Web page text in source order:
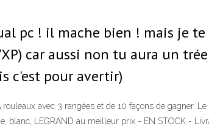
pc ! il mache bien ! mais je te
car aussi non tu aura un
c'est pour avertir)
avec 3 rangées et de 10 façons de gagner.
blanc, LEGRAND au meilleur prix - EN STOCK -